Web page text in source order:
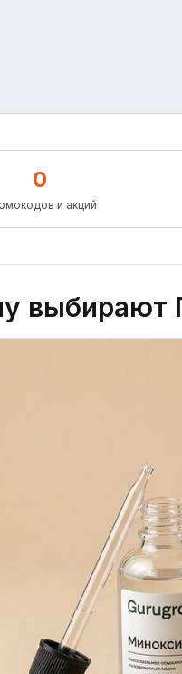
0
и акций
выбирают